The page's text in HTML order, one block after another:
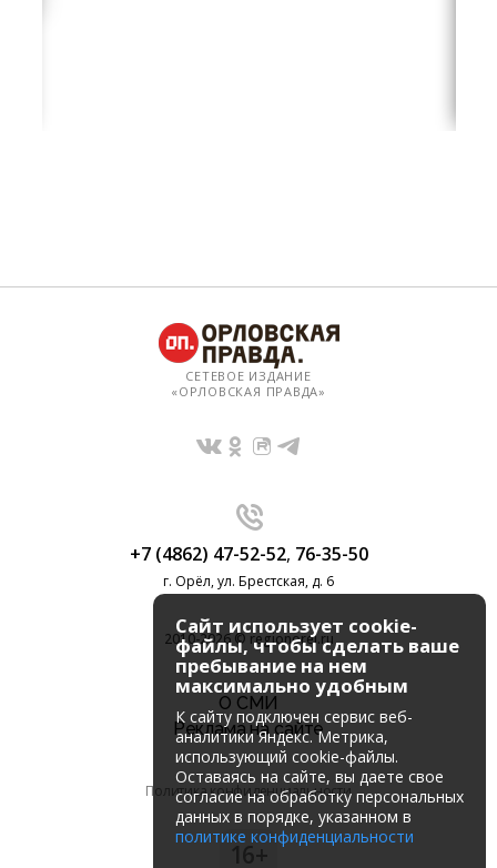
СЕТЕВОЕ ИЗДАНИЕ
«ОРЛОВСКАЯ ПРАВДА»
+7 (4862) 47-52-52, 76-35-50
г. Орёл, ул. Брестская, д. 6
2010-2026 © regionorel.ru
О СМИ
Реклама на сайте
Политика конфиденциальности
16+
Сайт использует cookie-
файлы, чтобы сделать ваше
пребывание на нем
максимально удобным
К cайту подключен сервис веб-
аналитики Яндекс. Метрика,
использующий cookie-файлы.
Оставаясь на сайте, вы даете свое
согласие на обработку персональных
данных в порядке, указанном в
политике конфиденциальности